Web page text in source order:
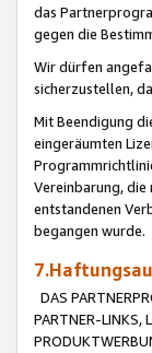
das
gegen die
Wir dürfen
sicherzustellen,
Mit Beendigung
eingeräumten
Vereinbarung,
entstandenen
begangen wurde.
DAS
PARTNER-LINKS,